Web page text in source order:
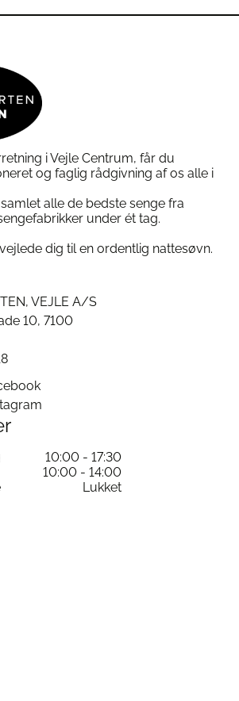
har
i Vejle Centrum, får du
og faglig rådgivning af os alle i
alle de bedste senge fra
under ét tag.
dig til en ordentlig nattesøvn.
VEJLE A/S
10, 7100
10:00 - 17:30
10:00 - 14:00
Lukket